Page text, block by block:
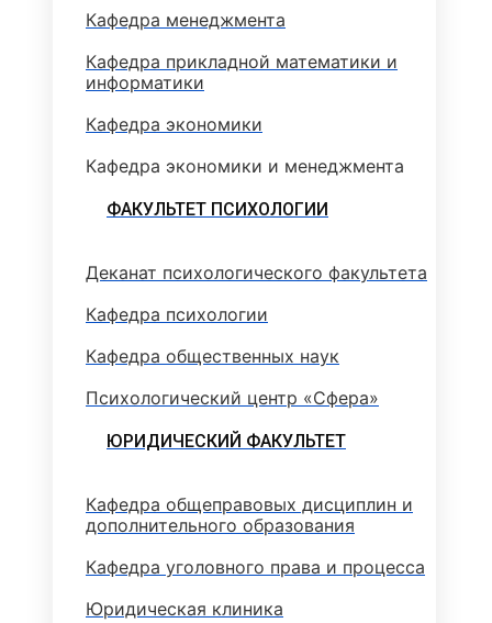
Кафедра менеджмента
Кафедра прикладной математики и
информатики
Кафедра экономики
Кафедра экономики и менеджмента
ФАКУЛЬТЕТ ПСИХОЛОГИИ
Деканат психологического факультета
Кафедра психологии
Кафедра общественных наук
Психологический центр «Сфера»
ЮРИДИЧЕСКИЙ ФАКУЛЬТЕТ
Кафедра общеправовых дисциплин и
дополнительного образования
Кафедра уголовного права и процесса
Юридическая клиника